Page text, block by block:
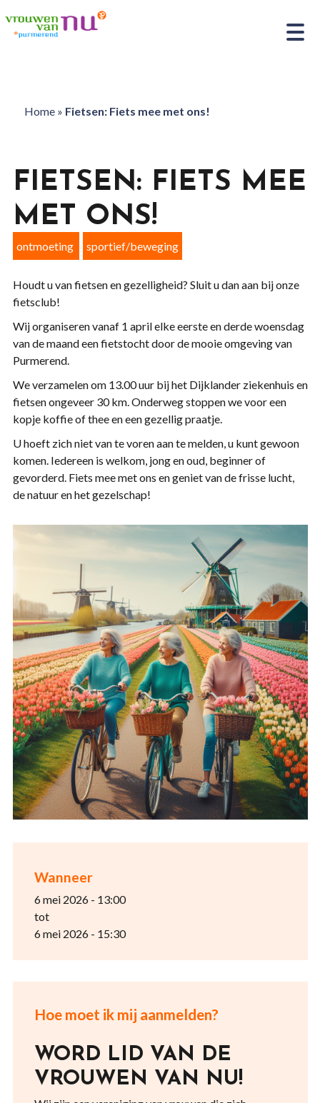
Home» Fietsen: Fiets mee met ons!
Wanneer
6 mei 2026 - 13:00
tot
6 mei 2026 - 15:30
Hoe moet ik mij aanmelden?
WORD LID VAN DE
VROUWEN VAN NU!
FIETSEN: FIETS MEE
MET ONS!
ontmoeting sportief/beweging
Houdt u van fietsen en gezelligheid? Sluit u dan aan bij onze
fietsclub!
Wij organiseren vanaf 1 april elke eerste en derde woensdag
van de maand een fietstocht door de mooie omgeving van
Purmerend.
We verzamelen om 13.00 uur bij het Dijklander ziekenhuis en
fietsen ongeveer 30 km. Onderweg stoppen we voor een
kopje koffie of thee en een gezellig praatje.
U hoeft zich niet van te voren aan te melden, u kunt gewoon
komen. Iedereen is welkom, jong en oud, beginner of
gevorderd. Fiets mee met ons en geniet van de frisse lucht,
de natuur en het gezelschap!